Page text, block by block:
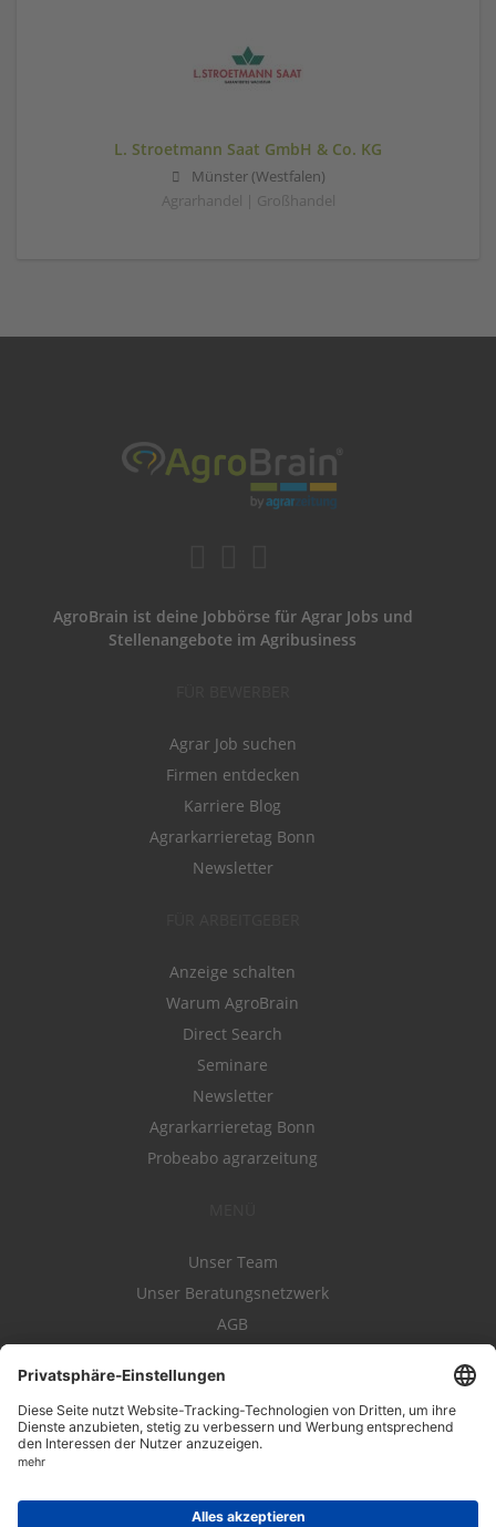
L. Stroetmann Saat GmbH & Co. KG
Münster (Westfalen)
Agrarhandel | Großhandel
AgroBrain ist deine Jobbörse für Agrar Jobs und
Stellenangebote im Agribusiness
Agrar Job suchen
Firmen entdecken
Karriere Blog
Agrarkarrieretag Bonn
Newsletter
Anzeige schalten
Warum AgroBrain
Direct Search
Seminare
Newsletter
Agrarkarrieretag Bonn
Probeabo agrarzeitung
Unser Team
Unser Beratungsnetzwerk
AGB
Datenschutz
Impressum
Kontakt